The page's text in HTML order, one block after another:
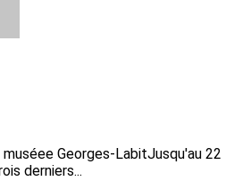
Georges-LabitJusqu'au 22
derniers...